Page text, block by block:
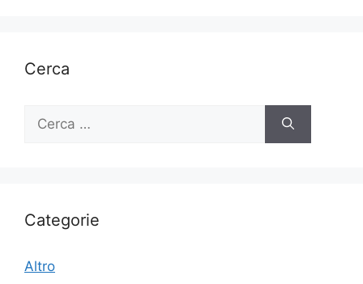
Cerca
Ricerca
Categorie
Altro